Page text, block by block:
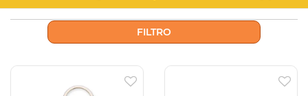
FILTRO